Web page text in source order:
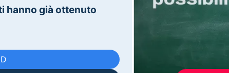
hanno già ottenuto